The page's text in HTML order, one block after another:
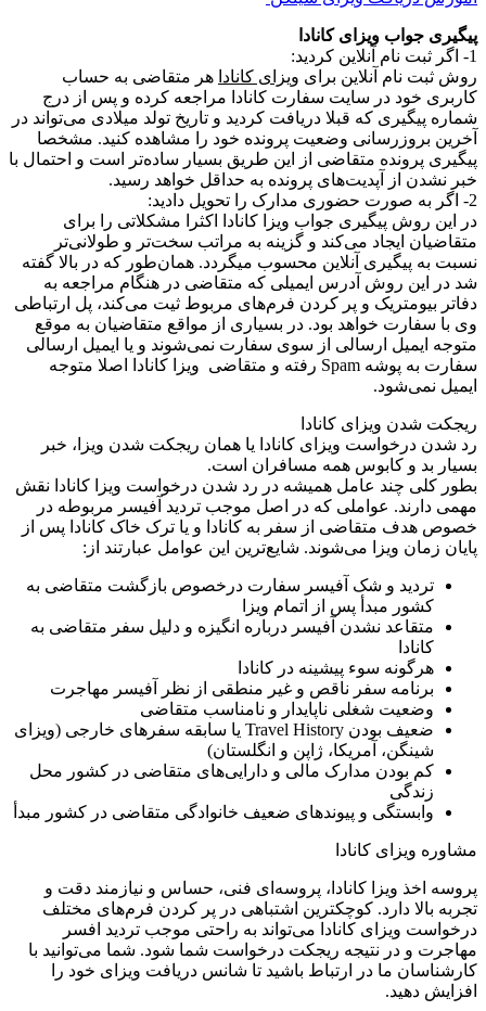
پیگیری جواب ویزای کانادا
1- اگر ثبت نام آنلاین کردید:
روش ثبت نام آنلاین برای ویزای کانادا هر متقاضی به حساب
کاربری خود در سایت سفارت کانادا مراجعه کرده و پس از درج
شماره پیگیری که قبلا دریافت کردید و تاریخ تولد میلادی می‌تواند در
آخرین بروزرسانی وضعیت پرونده خود را مشاهده کنید. مشخصا
پیگیری پرونده متقاضی از این طریق بسیار ساده‌تر است و احتمال با
خبر نشدن از آپدیت‌های پرونده به حداقل خواهد رسید.
2- اگر به صورت حضوری مدارک را تحویل دادید:
در این روش پیگیری جواب ویزا کانادا اکثرا مشکلاتی را برای
متقاضیان ایجاد می‌کند و گزینه به مراتب سخت‌تر و طولانی‌تر
نسبت به پیگیری آنلاین محسوب میگردد. همان‌طور که در بالا گفته
شد در این روش آدرس ایمیلی که متقاضی در هنگام مراجعه به
دفاتر بیومتریک و پر کردن فرم‌های مربوط ثیت می‌کند، پل ارتباطی
وی با سفارت خواهد بود. در بسیاری از مواقع متقاضیان به موقع
متوجه ایمیل ارسالی از سوی سفارت نمی‌شوند و یا ایمیل ارسالی
سفارت به پوشه Spam رفته و متقاضی ویزا کانادا اصلا متوجه
ایمیل نمی‌شود.
ریجکت شدن ویزای کانادا
رد شدن درخواست ویزای کانادا یا همان ریجکت شدن ویزا، خبر
بسیار بد و کابوس همه مسافران است.
بطور کلی چند عامل همیشه در رد شدن درخواست ویزا کانادا نقش
مهمی دارند. عواملی که در اصل موجب تردید آفیسر مربوطه در
خصوص هدف متقاضی از سفر به کانادا و یا ترک خاک کانادا پس از
پایان زمان ویزا می‌شوند. شایع‌ترین این عوامل عبارتند از:
تردید و شک آفیسر سفارت درخصوص بازگشت متقاضی به
کشور مبدأ پس از اتمام ویزا
متقاعد نشدن آفیسر درباره انگیزه و دلیل سفر متقاضی به
کانادا
هرگونه سوء پیشینه در کانادا
برنامه سفر ناقص و غیر منطقی از نظر آفیسر مهاجرت
وضعیت شغلی ناپایدار و نامناسب متقاضی
ضعیف بودن Travel History یا سابقه سفرهای خارجی (ویزای
شینگن، آمریکا، ژاپن و انگلستان)
کم بودن مدارک مالی و دارایی‌های متقاضی در کشور محل
زندگی
وابستگی و پیوند‌های ضعیف خانوادگی متقاضی در کشور مبدأ
مشاوره ویزای کانادا
پروسه اخذ ویزا کانادا، پروسه‌ای فنی، حساس و نیازمند دقت و
تجربه بالا دارد. کوچکترین اشتباهی در پر کردن فرم‌های مختلف
درخواست ویزای کانادا می‌تواند به راحتی موجب تردید افسر
مهاجرت و در نتیجه ریجکت درخواست شما شود. شما می‌توانید با
کارشناسان ما در ارتباط باشید تا شانس دریافت ویزای خود را
افزایش دهید.